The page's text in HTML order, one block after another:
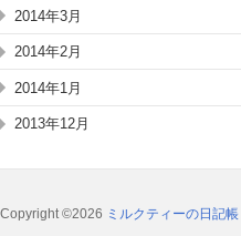
2014年3月
2014年2月
2014年1月
2013年12月
Copyright ©2026 ミルクティーの日記帳